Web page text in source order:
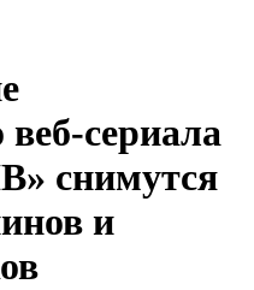
сериала
снимутся
и